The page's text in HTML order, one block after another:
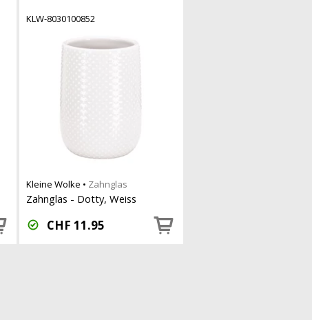
KLW-8030100852
Kleine Wolke • Zahnglas
Zahnglas - Dotty, Weiss
CHF 11.95